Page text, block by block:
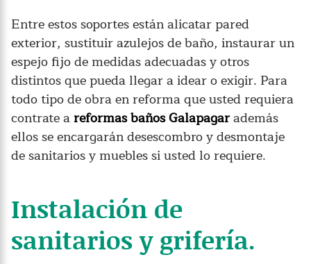
Entre estos soportes están alicatar pared
exterior, sustituir azulejos de baño, instaurar un
espejo fijo de medidas adecuadas y otros
distintos que pueda llegar a idear o exigir. Para
todo tipo de obra en reforma que usted requiera
contrate areformas baños Galapagarademás
ellos se encargarán desescombro y desmontaje
de sanitarios y muebles si usted lo requiere.
Instalación de
sanitarios y grifería.